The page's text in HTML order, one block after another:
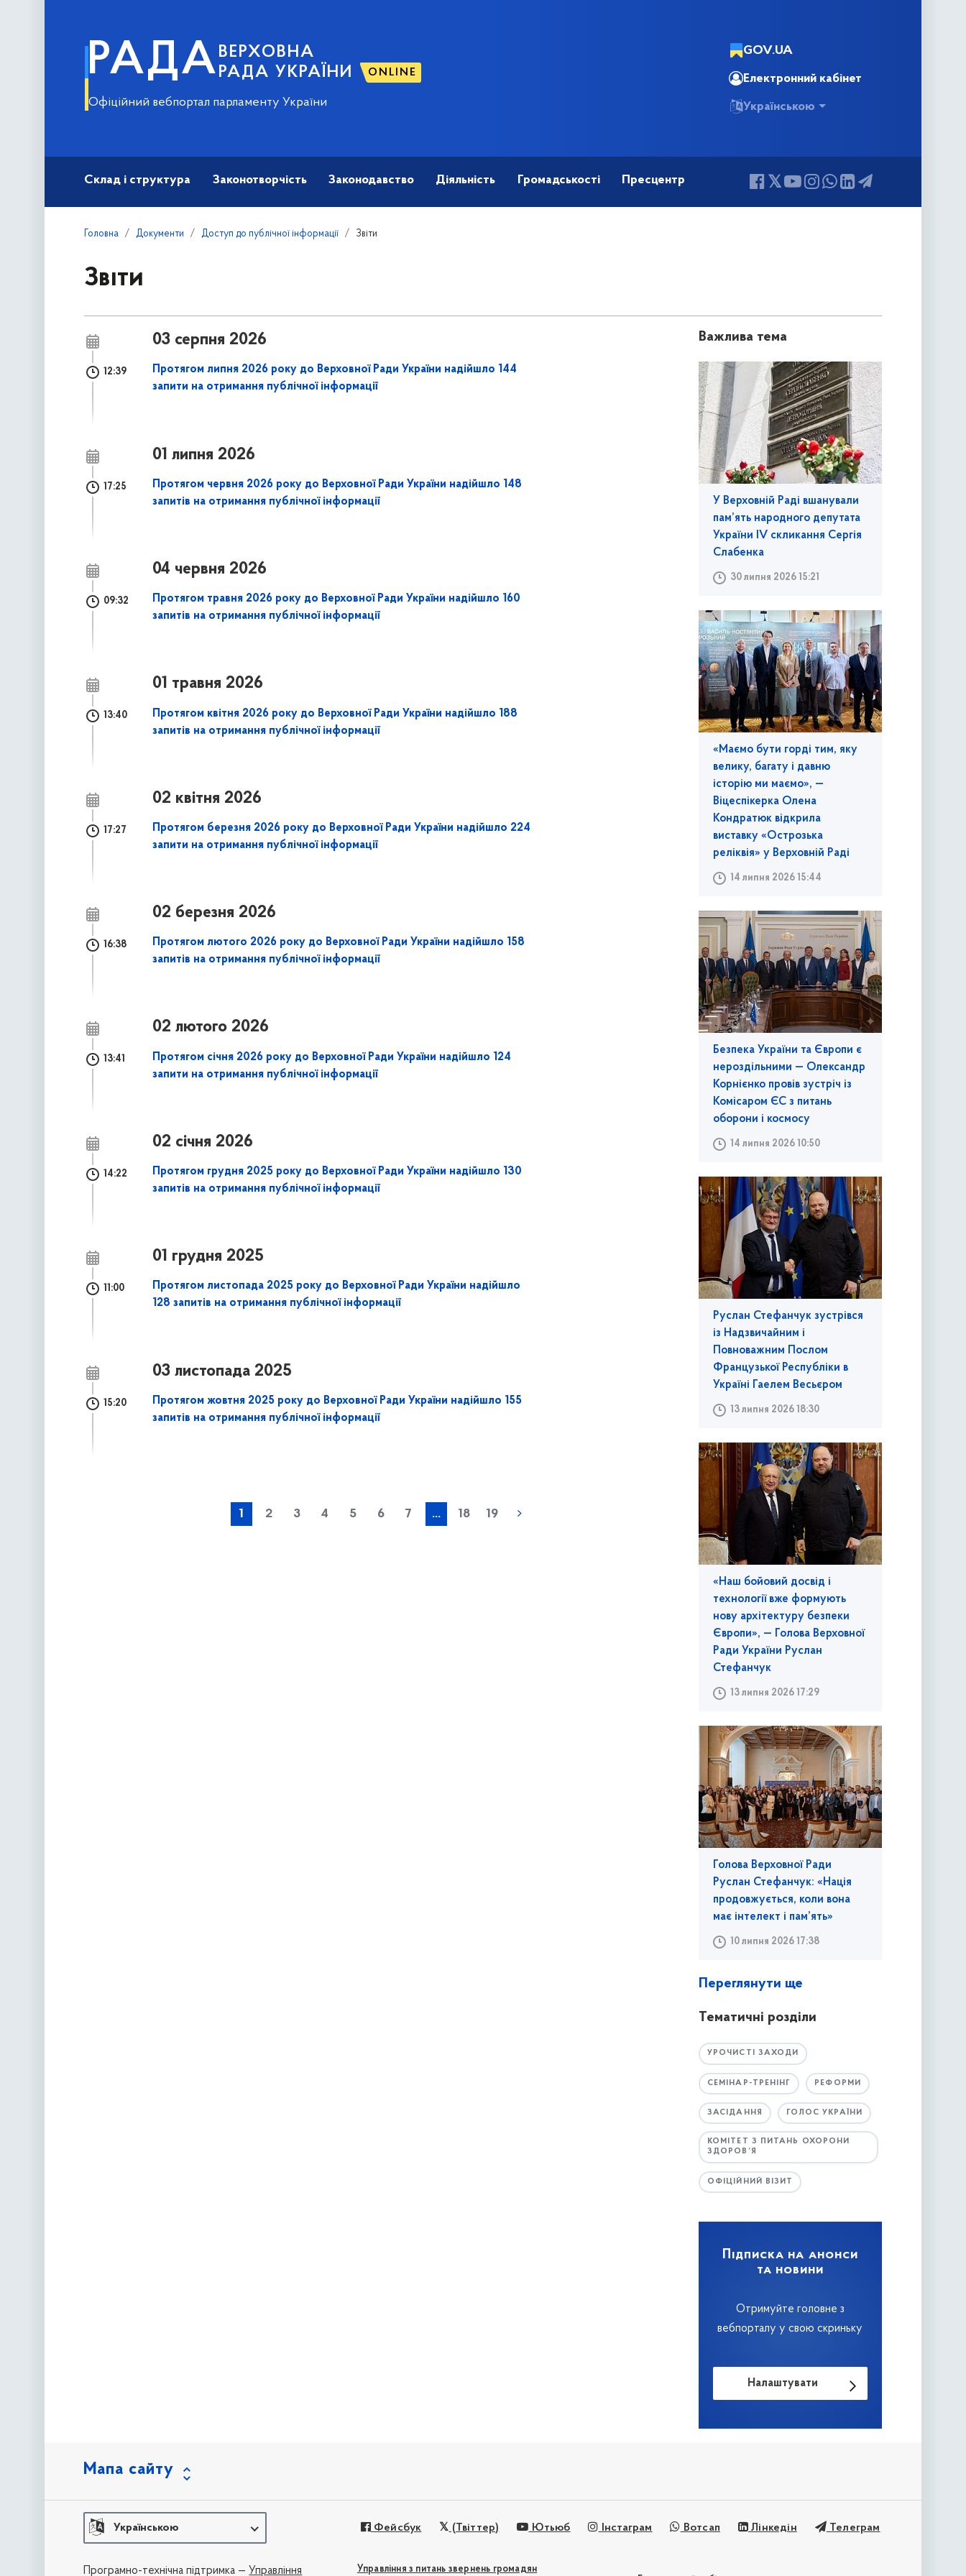
РАДА ВЕРХОВНА
РАДА УКРАЇНИ
ONLINE
Офіційний вебпортал парламенту України
GOV.UA
Електронний кабінет
Українською
Склад і структура Законотворчість Законодавство Діяльність Громадськості Пресцентр
Головна Документи Доступ до публічної інформації Звіти
Звіти
03 серпня 2026
12:39
Протягом липня 2026 року до Верховної Ради України надійшло 144
запити на отримання публічної інформації
01 липня 2026
17:25
Протягом червня 2026 року до Верховної Ради України надійшло 148
запитів на отримання публічної інформації
04 червня 2026
09:32
Протягом травня 2026 року до Верховної Ради України надійшло 160
запитів на отримання публічної інформації
01 травня 2026
13:40
Протягом квітня 2026 року до Верховної Ради України надійшло 188
запитів на отримання публічної інформації
02 квітня 2026
17:27
Протягом березня 2026 року до Верховної Ради України надійшло 224
запити на отримання публічної інформації
02 березня 2026
16:38
Протягом лютого 2026 року до Верховної Ради України надійшло 158
запитів на отримання публічної інформації
02 лютого 2026
13:41
Протягом січня 2026 року до Верховної Ради України надійшло 124
запити на отримання публічної інформації
02 січня 2026
14:22
Протягом грудня 2025 року до Верховної Ради України надійшло 130
запитів на отримання публічної інформації
01 грудня 2025
11:00
Протягом листопада 2025 року до Верховної Ради України надійшло
128 запитів на отримання публічної інформації
03 листопада 2025
15:20
Протягом жовтня 2025 року до Верховної Ради України надійшло 155
запитів на отримання публічної інформації
1 2 3 4 5 6 7 ... 18 19
Важлива тема
У Верховній Раді вшанували
пам’ять народного депутата
України IV скликання Сергія
Слабенка
30 липня 2026 15:21
«Маємо бути горді тим, яку
велику, багату і давню
історію ми маємо», —
Віцеспікерка Олена
Кондратюк відкрила
виставку «Острозька
реліквія» у Верховній Раді
14 липня 2026 15:44
Безпека України та Європи є
нероздільними — Олександр
Корнієнко провів зустріч із
Комісаром ЄС з питань
оборони і космосу
14 липня 2026 10:50
Руслан Стефанчук зустрівся
із Надзвичайним і
Повноважним Послом
Французької Республіки в
Україні Гаелем Весьєром
13 липня 2026 18:30
«Наш бойовий досвід і
технології вже формують
нову архітектуру безпеки
Європи», — Голова Верховної
Ради України Руслан
Стефанчук
13 липня 2026 17:29
Голова Верховної Ради
Руслан Стефанчук: «Нація
продовжується, коли вона
має інтелект і пам’ять»
10 липня 2026 17:38
Переглянути ще
Тематичні розділи
УРОЧИСТІ ЗАХОДИ
СЕМІНАР-ТРЕНІНГ РЕФОРМИ
ЗАСІДАННЯ ГОЛОС УКРАЇНИ
КОМІТЕТ З ПИТАНЬ ОХОРОНИ
ЗДОРОВ’Я
ОФІЦІЙНИЙ ВІЗИТ
Підписка на анонси
та новини
Отримуйте головне з
вебпорталу у свою скриньку
Налаштувати
Мапа сайту
Українською Фейсбук (Твіттер) Ютьюб Інстаграм Вотсап Лінкедін Телеграм
Управління з питань звернень громадян
Програмно-технічна підтримка — Управління